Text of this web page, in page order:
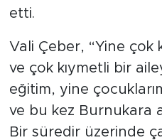
etti.
Vali Çeber, “Yine çok
ve çok kıymetli bir
eğitim, yine
ve bu kez Burnukara
Bir süredir üzerinde